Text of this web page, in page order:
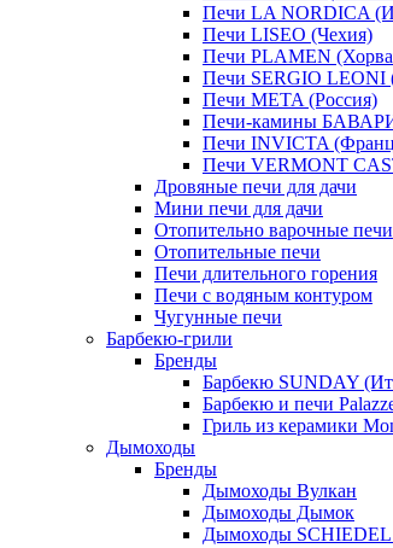
Печи LA NORDICA
Печи LISEO (Чехия)
Печи PLAMEN
Печи SERGIO LEONI
Печи META (Россия)
Печи-камины
Печи INVICTA
Печи VERMONT
Дровяные печи для дачи
Мини печи для дачи
Отопительно варочные печи
Отопительные печи
Печи длительного горения
Печи с водяным контуром
Чугунные печи
Барбекю-грили
Бренды
Барбекю SUNDAY
Барбекю и печи
Гриль из керамики
Дымоходы
Бренды
Дымоходы Вулкан
Дымоходы Дымок
Дымоходы SCHIEDEL